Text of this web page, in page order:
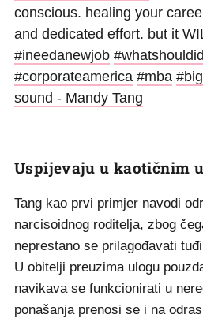
conscious. healing your
and dedicated effort. but it
#ineedanewjob
#corporateamerica #mba
sound - Mandy Tang
Uspijevaju u kaotičnim
Tang kao prvi primjer navodi
narcisoidnog roditelja, zbog
neprestano se prilagođavati
U obitelji preuzima ulogu
navikava se funkcionirati u
ponašanja prenosi se i na